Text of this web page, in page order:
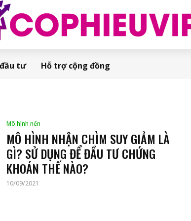
tư Hỗ trợ cộng đồng
Mô hình nến
MÔ HÌNH NHẬN CHÌM SUY GIẢM LÀ
GÌ? SỬ DỤNG ĐỂ ĐẦU TƯ CHỨNG
KHOÁN THẾ NÀO?
10/09/2021